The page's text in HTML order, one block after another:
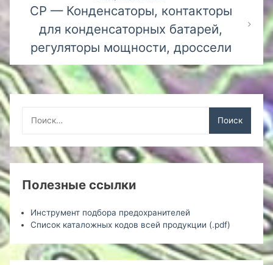
CP — Конденсаторы, контакторы
для конденсаторных батарей,
регуляторы мощности, дроссели
Полезные ссылки
Инструмент подбора предохранителей
Список каталожных кодов всей продукции (.pdf)